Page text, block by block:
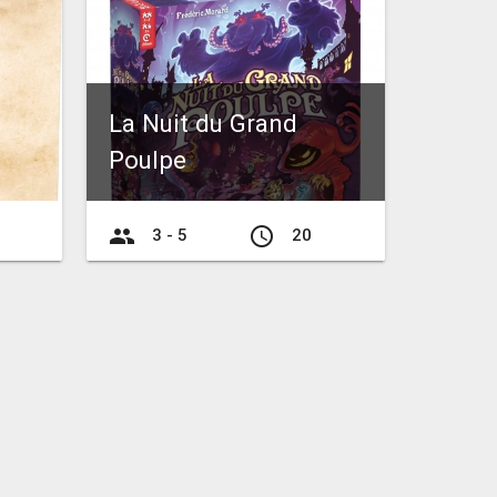
La Nuit du Grand
Poulpe
group 3 - 5 access_time 20